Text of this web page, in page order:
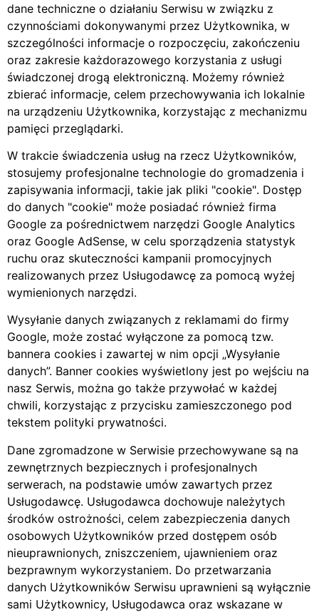
dane techniczne o działaniu Serwisu w związku z
czynnościami dokonywanymi przez Użytkownika, w
szczególności informacje o rozpoczęciu, zakończeniu
oraz zakresie każdorazowego korzystania z usługi
świadczonej drogą elektroniczną. Możemy również
zbierać informacje, celem przechowywania ich lokalnie
na urządzeniu Użytkownika, korzystając z mechanizmu
pamięci przeglądarki.
W trakcie świadczenia usług na rzecz Użytkowników,
stosujemy profesjonalne technologie do gromadzenia i
zapisywania informacji, takie jak pliki cookie . Dostęp
do danych cookie może posiadać również firma
Google za pośrednictwem narzędzi Google Analytics
oraz Google AdSense, w celu sporządzenia statystyk
ruchu oraz skuteczności kampanii promocyjnych
realizowanych przez Usługodawcę za pomocą wyżej
wymienionych narzędzi.
Wysyłanie danych związanych z reklamami do firmy
Google, może zostać wyłączone za pomocą tzw.
bannera cookies i zawartej w nim opcji „Wysyłanie
danych”. Banner cookies wyświetlony jest po wejściu na
nasz Serwis, można go także przywołać w każdej
chwili, korzystając z przycisku zamieszczonego pod
tekstem polityki prywatności.
Dane zgromadzone w Serwisie przechowywane są na
zewnętrznych bezpiecznych i profesjonalnych
serwerach, na podstawie umów zawartych przez
Usługodawcę. Usługodawca dochowuje należytych
środków ostrożności, celem zabezpieczenia danych
osobowych Użytkowników przed dostępem osób
nieuprawnionych, zniszczeniem, ujawnieniem oraz
bezprawnym wykorzystaniem. Do przetwarzania
danych Użytkowników Serwisu uprawnieni są wyłącznie
sami Użytkownicy, Usługodawca oraz wskazane w